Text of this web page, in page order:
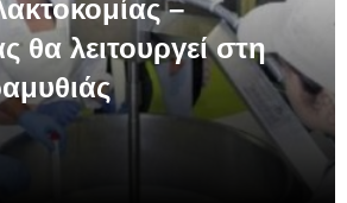
–
θα λειτουργεί στη